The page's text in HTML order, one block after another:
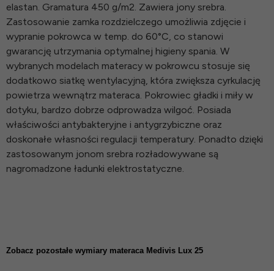
elastan. Gramatura 450 g/m2. Zawiera jony srebra.
Zastosowanie zamka rozdzielczego umożliwia zdjęcie i
wypranie pokrowca w temp. do 60°C, co stanowi
gwarancję utrzymania optymalnej higieny spania. W
wybranych modelach materacy w pokrowcu stosuje się
dodatkowo siatkę wentylacyjną, która zwiększa cyrkulację
powietrza wewnątrz materaca. Pokrowiec gładki i miły w
dotyku, bardzo dobrze odprowadza wilgoć. Posiada
właściwości antybakteryjne i antygrzybiczne oraz
doskonałe własności regulacji temperatury. Ponadto dzięki
zastosowanym jonom srebra rozładowywane są
nagromadzone ładunki elektrostatyczne.
Zobacz pozostałe wymiary materaca Medivis Lux 25